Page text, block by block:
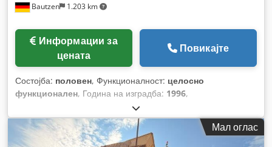
Bautzen 1.203 km
цената
Повикајте
Состојба: половен, Функционалност: целосно
функционален, Година на изградба: 1996,
Мал оглас